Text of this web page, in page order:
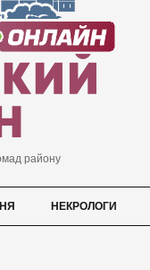
району
НЕКРОЛОГИ